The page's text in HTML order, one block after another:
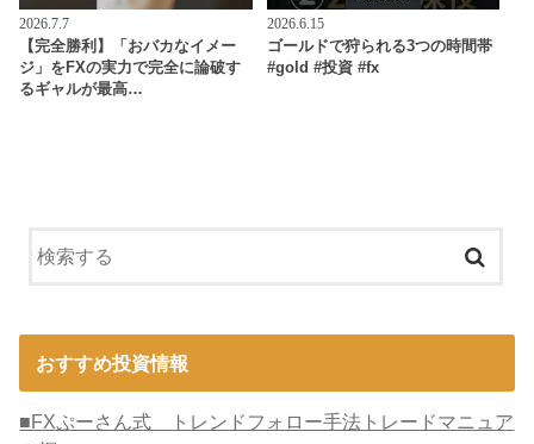
2026.7.7
【完全勝利】「おバカなイメー
ジ」をFXの実力で完全に論破す
るギャルが最高…
2026.6.15
ゴールドで狩られる3つの時間帯
#gold #投資 #fx
おすすめ投資情報
■FXぷーさん式 トレンドフォロー手法トレードマニュア